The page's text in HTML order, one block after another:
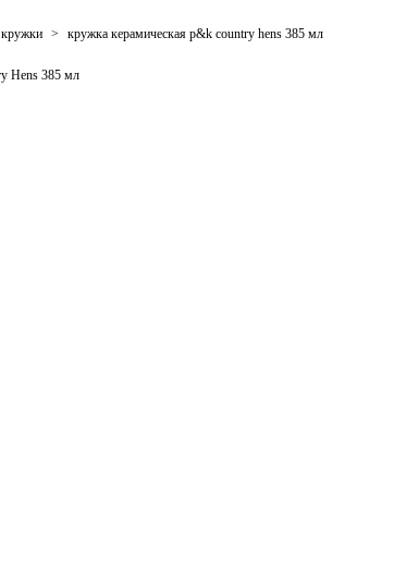
кружки > кружка керамическая p&k country hens 385 мл